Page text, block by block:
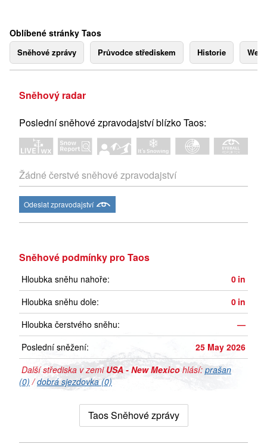
Oblíbené stránky Taos
Sněhové zprávy Průvodce střediskem Historie
Sněhový radar
Poslední sněhové zpravodajství blízko Taos:
Žádné čerstvé sněhové zpravodajství
Odeslat zpravodajství
Sněhové podmínky pro Taos
Hloubka sněhu nahoře: 0 in
Hloubka sněhu dole:
0 in
Hloubka čerstvého sněhu:
—
Poslední sněžení:
25 May 2026
Další střediska v zemi USA - New Mexico hlásí: prašan
(0) /dobrá sjezdovka (0)
Taos Sněhové zprávy